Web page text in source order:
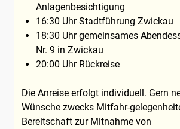
Anlagenbesichtigung
16:30 Uhr Stadtführung Zwickau
18:30 Uhr gemeinsames
Nr. 9 in Zwickau
20:00 Uhr Rückreise
Die Anreise erfolgt individuell. Gern
Wünsche zwecks Mitfahr-
Bereitschaft zur Mitnahme von